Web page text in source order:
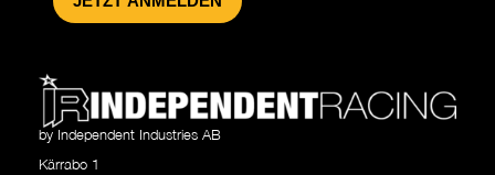
by Independent Industries AB
Kärrabo 1